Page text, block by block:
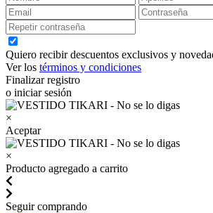
Quiero recibir descuentos exclusivos y
Ver los términos y condiciones
Finalizar registro
o iniciar sesión
×
Aceptar
×
Producto agregado a carrito
Seguir comprando